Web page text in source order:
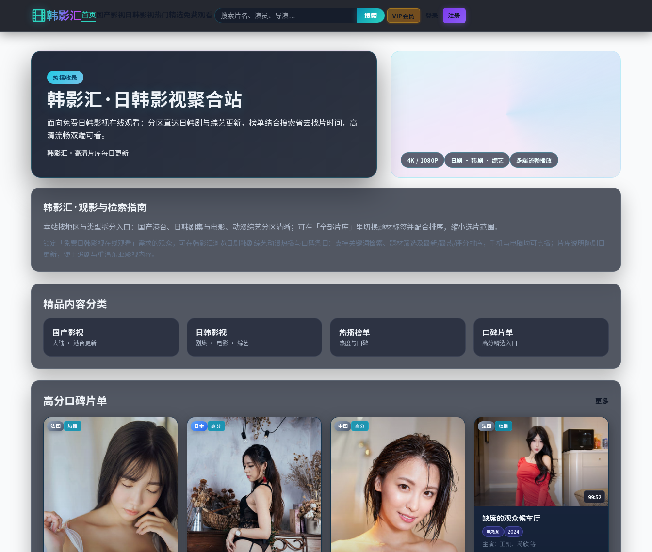
韩影汇首页 搜索 VIP会员 注册
热播收录
韩影汇 · 日韩影视聚合站
面向免费日韩影视在线观看：分区直达日韩剧与综艺更新，榜单结合搜索省去找片时间，高
清流畅双端可看。
韩影汇 · 高清片库每日更新
4K / 1080P 日剧 · 韩剧 · 综艺 多端流畅播放
韩影汇 · 观影与检索指南
本站按地区与类型拆分入口：国产港台、日韩剧集与电影、动漫综艺分区清晰；可在「全部片库」里切换题材标签并配合排序，缩小选片范围。
锁定「免费日韩影视在线观看」需求的观众，可在韩影汇浏览日剧韩剧综艺动漫热播与口碑条目：支持关键词检索、题材筛选及最新/最热/评分排序，手机与电脑均可点播；片库说明随剧目
更新，便于追剧与重温东亚影视内容。
精品内容分类
国产影视
大陆 · 港台更新
日韩影视
剧集 · 电影 · 综艺
热播榜单
热度与口碑
口碑片单
高分精选入口
高分口碑片单 更多
法国 热播 日本 高分 中国 高分 法国 独播
99:52
缺席的观众候车厅
电视剧 2024
主演： 王凯、蒋欣 等